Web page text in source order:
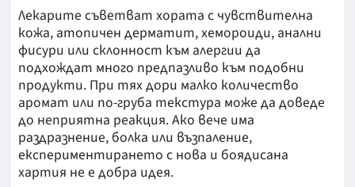
Лекарите съветват хората с чувствителна
кожа, атопичен дерматит, хемороиди, анални
фисури или склонност към алергии да
подхождат много предпазливо към подобни
продукти. При тях дори малко количество
аромат или по-груба текстура може да доведе
до неприятна реакция. Ако вече има
раздразнение, болка или възпаление,
експериментирането с нова и боядисана
хартия не е добра идея.